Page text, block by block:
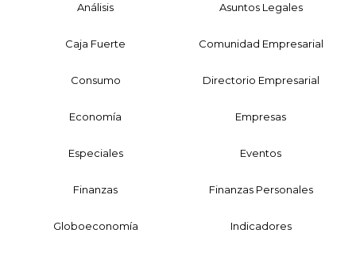
Análisis Asuntos Legales
Caja Fuerte Comunidad Empresarial
Consumo Directorio Empresarial
Economía Empresas
Especiales Eventos
Finanzas Finanzas Personales
Globoeconomía Indicadores